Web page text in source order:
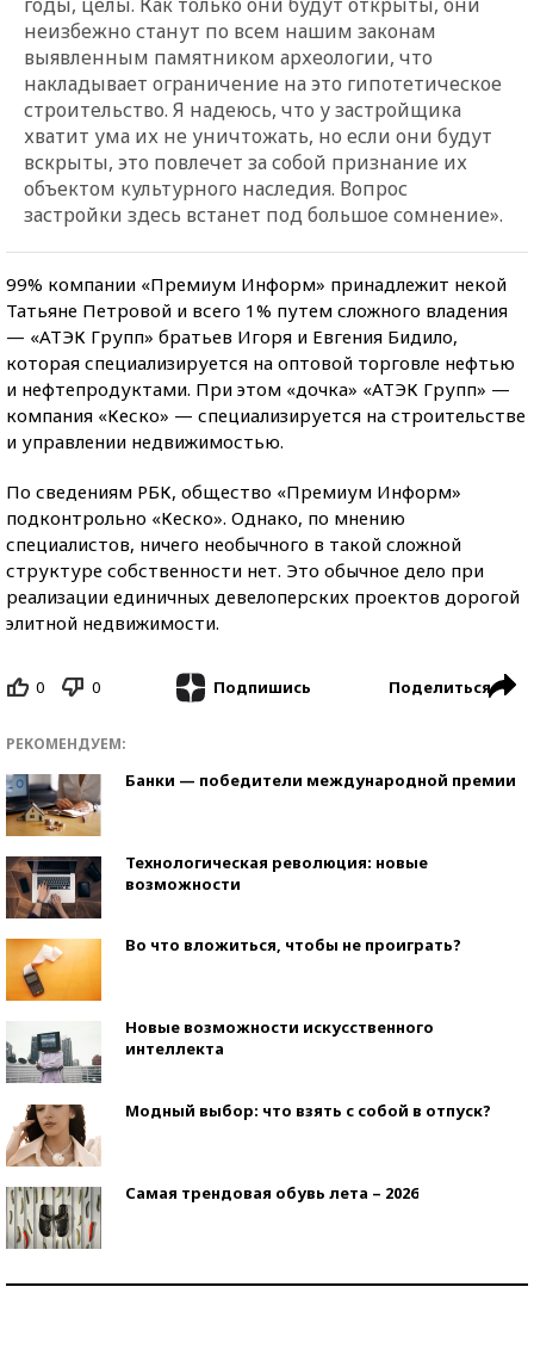
неизбежно станут по всем нашим законам
выявленным памятником археологии, что
накладывает ограничение на это гипотетическое
строительство. Я надеюсь, что у застройщика
хватит ума их не уничтожать, но если они будут
вскрыты, это повлечет за собой признание их
объектом культурного наследия. Вопрос
застройки здесь встанет под большое сомнение».
99% компании «Премиум Информ» принадлежит некой
Татьяне Петровой и всего 1% путем сложного владения
— «АТЭК Групп» братьев Игоря и Евгения Бидило,
которая специализируется на оптовой торговле нефтью
и нефтепродуктами. При этом «дочка» «АТЭК Групп» —
компания «Кеско» — специализируется на строительстве
и управлении недвижимостью.
По сведениям РБК, общество «Премиум Информ»
подконтрольно «Кеско». Однако, по мнению
специалистов, ничего необычного в такой сложной
структуре собственности нет. Это обычное дело при
реализации единичных девелоперских проектов дорогой
элитной недвижимости.
0 0 Подпишись Поделиться
РЕКОМЕНДУЕМ:
Банки — победители международной премии
Технологическая революция: новые
возможности
Во что вложиться, чтобы не проиграть?
Новые возможности искусственного
интеллекта
Модный выбор: что взять с собой в отпуск?
Самая трендовая обувь лета – 2026